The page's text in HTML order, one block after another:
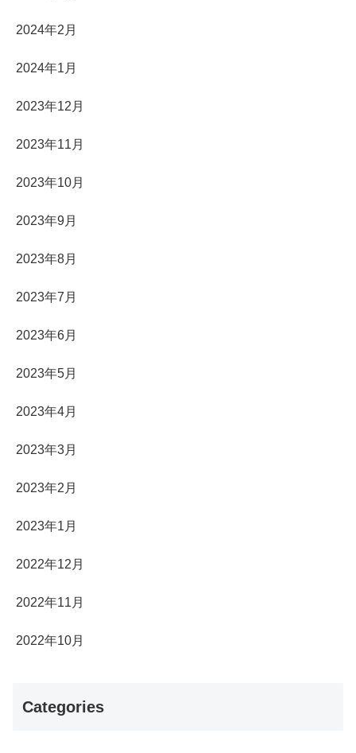
2024年2月
2024年1月
2023年12月
2023年11月
2023年10月
2023年9月
2023年8月
2023年7月
2023年6月
2023年5月
2023年4月
2023年3月
2023年2月
2023年1月
2022年12月
2022年11月
2022年10月
Categories